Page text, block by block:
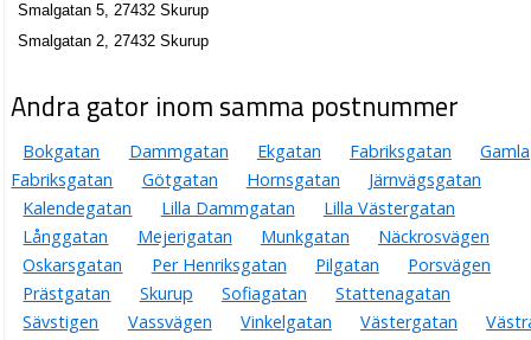
Smalgatan 5, 27432 Skurup
Smalgatan 2, 27432 Skurup
Andra gator inom samma postnummer
Bokgatan Dammgatan Ekgatan Fabriksgatan
Gamla
Fabriksgatan
Götgatan Hornsgatan
Järnvägsgatan
Kalendegatan
Lilla Dammgatan
Lilla Västergatan
Långgatan
Mejerigatan Munkgatan
Näckrosvägen
Oskarsgatan
Per Henriksgatan Pilgatan
Porsvägen
Prästgatan
Skurup Sofiagatan
Stattenagatan
Sävstigen
Vassvägen Vinkelgatan Västergatan